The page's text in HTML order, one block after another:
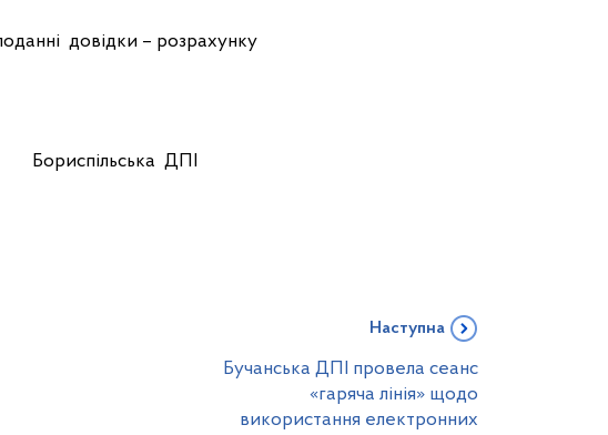
довідки – розрахунку
ДПІ
Наступна
Бучанська ДПІ провела сеанс
«гаряча лінія» щодо
використання електронних